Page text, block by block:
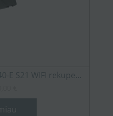
E S21 WIFI rekupe...